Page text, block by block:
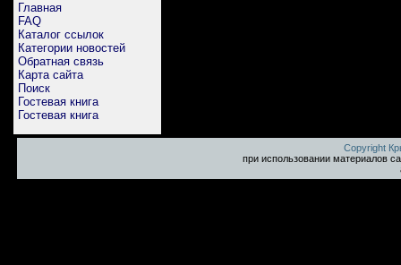
Главная
FAQ
Каталог ссылок
Категории новостей
Обратная связь
Карта сайта
Поиск
Гостевая книга
Гостевая книга
Copyright
при использовании материалов